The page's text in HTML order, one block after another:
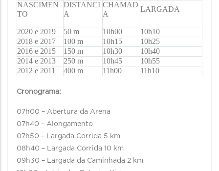
NASCIMEN
TO
DISTANCI
A
CHAMAD
A
LARGADA
2020 e 2019 50 m 10h00
10h10
2018 e 2017
100 m 10h15
10h25
2016 e 2015
150 m 10h30
10h40
2014 e 2013
250 m 10h45
10h55
2012 e 2011
400 m 11h00 11h10
Cronograma:
07h00 – Abertura da Arena
07h40 – Alongamento
07h50 – Largada Corrida 5 km
08h40 – Largada Corrida 10 km
09h30 – Largada da Caminhada 2 km